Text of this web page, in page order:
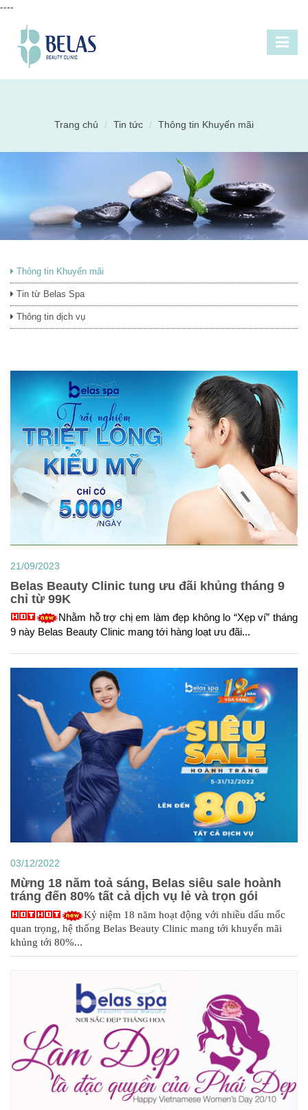
----
Trang chủ Tin tức Thông tin Khuyến mãi
Thông tin Khuyến mãi
Tin từ Belas Spa
Thông tin dịch vụ
21/09/2023
Belas Beauty Clinic tung ưu đãi khủng tháng 9
chỉ từ 99K
Nhằm hỗ trợ chị em làm đẹp không lo “Xẹp ví” tháng
9 này Belas Beauty Clinic mang tới hàng loạt ưu đãi...
03/12/2022
Mừng 18 năm toả sáng, Belas siêu sale hoành
tráng đến 80% tất cả dịch vụ lẻ và trọn gói
Kỷ niệm 18 năm hoạt động với nhiều dấu mốc
quan trọng, hệ thống Belas Beauty Clinic mang tới khuyến mãi
khủng tới 80%...